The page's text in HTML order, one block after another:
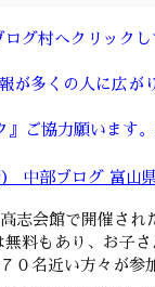
グ村へクリックし
が多くの人に広が
』ご協力願います
志会館で開催さ
料もあり、お子
０名近い方々が参